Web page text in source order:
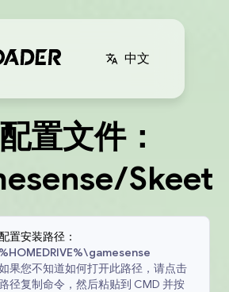
中文
置文件：
Skeet
置安装路径：
%HOMEDRIVE%\gamesense
果您不知道如何打开此路径，请点击
路径复制命令，然后粘贴到 CMD 并按